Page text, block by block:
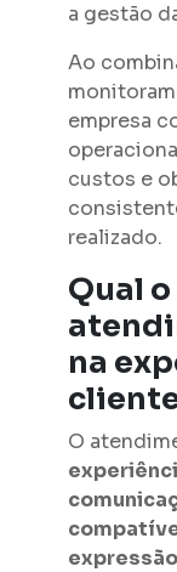
a gestão
Ao
empresa
custos e
realizado.
Qual
na
O